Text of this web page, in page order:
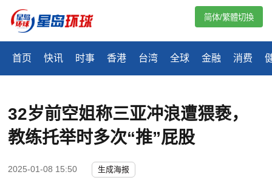
首页 快讯 时事 香港 台湾 全球 金融 消费
简体/繁體切換
32岁前空姐称三亚冲浪遭猥亵，
教练托举时多次“推”屁股
2025-01-08 15:50 生成海报